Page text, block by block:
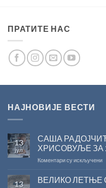
ПРАТИТЕ НАС
НАЈНОВИЈЕ ВЕСТИ
13
јул
САША
ХРИСОВУЉЕ ЗА
Коментари су искљученина
13 ВЕЛИКО